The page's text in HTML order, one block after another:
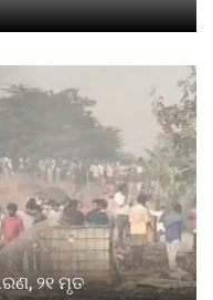
୨୧ ମୃତ